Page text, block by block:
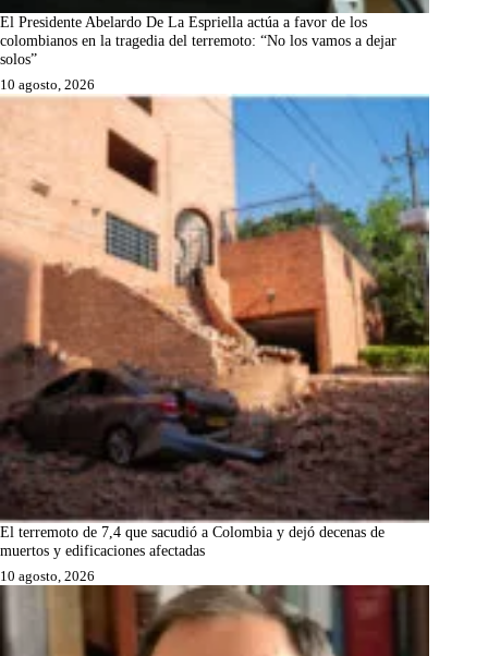
El Presidente Abelardo De La Espriella actúa a favor de los
colombianos en la tragedia del terremoto: “No los vamos a dejar
solos”
10 agosto, 2026
El terremoto de 7,4 que sacudió a Colombia y dejó decenas de
muertos y edificaciones afectadas
10 agosto, 2026